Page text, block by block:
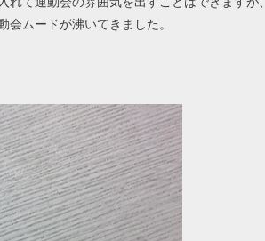
ムードが沸いてきました。